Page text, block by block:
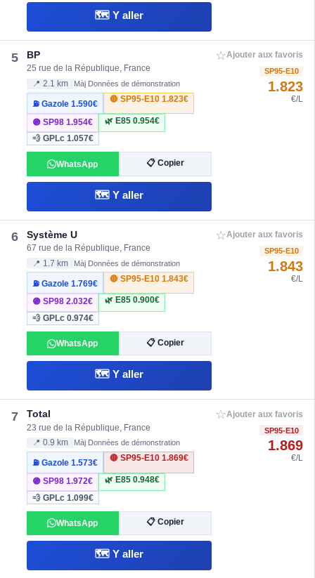
🗺️ Y aller
5 BP
25 rue de la République, France
📍 2.1 km Màj Données de démonstration
⛽ Gazole1.590€
🔴 SP95-E10 1.823€
🟣 SP981.954€ 🌿 E85 0.954€
💨 GPLc1.057€
WhatsApp 📋 Copier
🗺️ Y aller
☆Ajouter aux favoris
SP95-E10
1.823
€/L
6 Système U
67 rue de la République, France
📍 1.7 km Màj Données de démonstration
⛽ Gazole1.769€
🔴 SP95-E10 1.843€
🟣 SP982.032€ 🌿 E85 0.900€
💨 GPLc0.974€
WhatsApp 📋 Copier
🗺️ Y aller
☆Ajouter aux favoris
SP95-E10
1.843
€/L
7 Total
23 rue de la République, France
📍 0.9 km Màj Données de démonstration
⛽ Gazole1.573€
🔴 SP95-E10 1.869€
🟣 SP981.972€ 🌿 E85 0.948€
💨 GPLc1.099€
WhatsApp 📋 Copier
🗺️ Y aller
☆Ajouter aux favoris
SP95-E10
1.869
€/L